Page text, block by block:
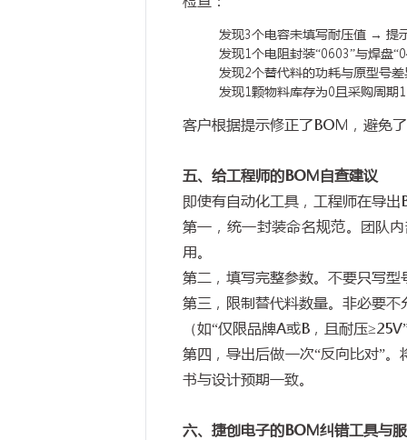
发现3个电容未填写耐压值 → 提
发现1个电阻封装“0603”与焊盘
发现2个替代料的功耗与原型号
发现1颗物料库存为0且采购周期
客户根据提示修正了BOM ，避免
五、给工程师的BOM自查建议
即使有自动化工具，工程师在导出
第一，统一封装命名规范。团队
用。
第二，填写完整参数。不要只写
第三，限制替代料数量。非必要
（如“仅限品牌A或B ，且耐压
第四，导出后做一次“反向比对”。
书与设计预期一致。
六、捷创电子的BOM纠错工具与